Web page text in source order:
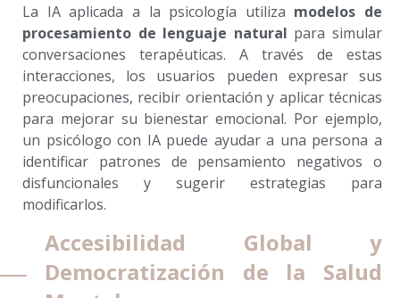
La IA aplicada a la psicología utiliza modelos de
procesamiento de lenguaje natural para simular
conversaciones terapéuticas. A través de estas
interacciones, los usuarios pueden expresar sus
preocupaciones, recibir orientación y aplicar técnicas
para mejorar su bienestar emocional. Por ejemplo,
un psicólogo con IA puede ayudar a una persona a
identificar patrones de pensamiento negativos o
disfuncionales y sugerir estrategias para
modificarlos.
Accesibilidad Global y
Democratización de la Salud